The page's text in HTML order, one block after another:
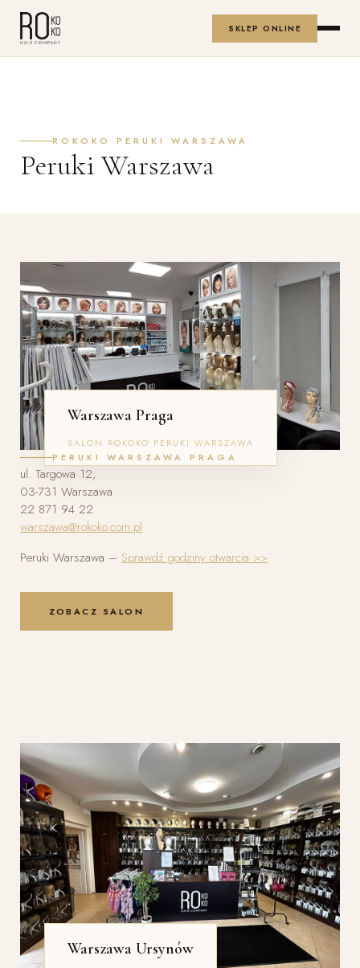
SKLEP ONLINE
ROKOKO PERUKI WARSZAWA
Peruki Warszawa
Warszawa Praga
SALON ROKOKO PERUKI WARSZAWA
PERUKI WARSZAWA PRAGA
ul. Targowa 12,
03-731 Warszawa
22 871 94 22
warszawa@rokoko.com.pl
Peruki Warszawa – Sprawdź godziny otwarcia >>
ZOBACZ SALON
Warszawa Ursynów